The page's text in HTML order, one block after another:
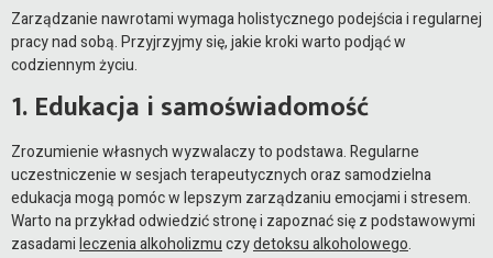
Zarządzanie nawrotami wymaga holistycznego podejścia i regularnej
pracy nad sobą. Przyjrzyjmy się, jakie kroki warto podjąć w
codziennym życiu.
1. Edukacja i samoświadomość
Zrozumienie własnych wyzwalaczy to podstawa. Regularne
uczestniczenie w sesjach terapeutycznych oraz samodzielna
edukacja mogą pomóc w lepszym zarządzaniu emocjami i stresem.
Warto na przykład odwiedzić stronę i zapoznać się z podstawowymi
zasadamileczenia alkoholizmuczydetoksu alkoholowego.